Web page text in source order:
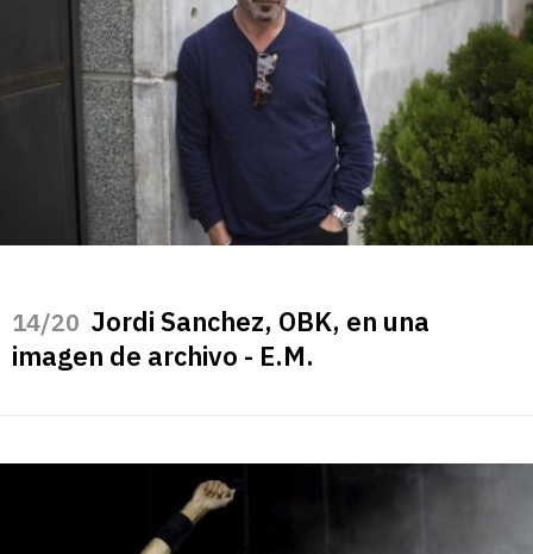
/20 Jordi Sanchez, OBK, en una
imagen de archivo - E.M.